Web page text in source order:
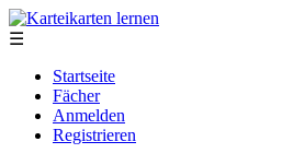
☰
Startseite
Fächer
Anmelden
Registrieren